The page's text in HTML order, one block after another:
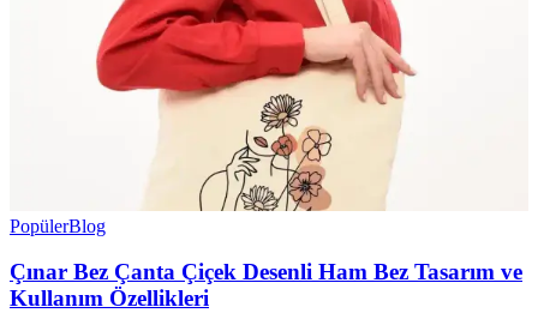
PopülerBlog
Çınar Bez Çanta Çiçek Desenli Ham Bez Tasarım ve
Kullanım Özellikleri